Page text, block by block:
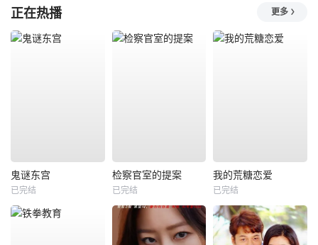
正在热播 更多
鬼谜东宫
已完结
检察官室的提案
已完结
我的荒糖恋爱
已完结